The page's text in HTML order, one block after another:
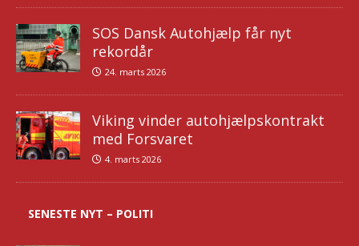
SOS Dansk Autohjælp får nyt
rekordår
24. marts 2026
Viking vinder autohjælpskontrakt
med Forsvaret
4. marts 2026
SENESTE NYT – POLITI